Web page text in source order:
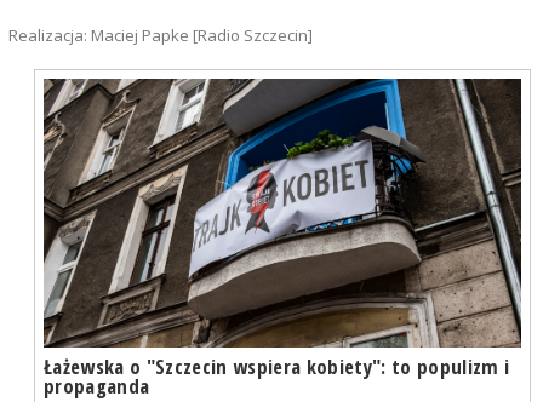
Realizacja: Maciej Papke [Radio Szczecin]
Łażewska o "Szczecin wspiera kobiety": to populizm i
propaganda